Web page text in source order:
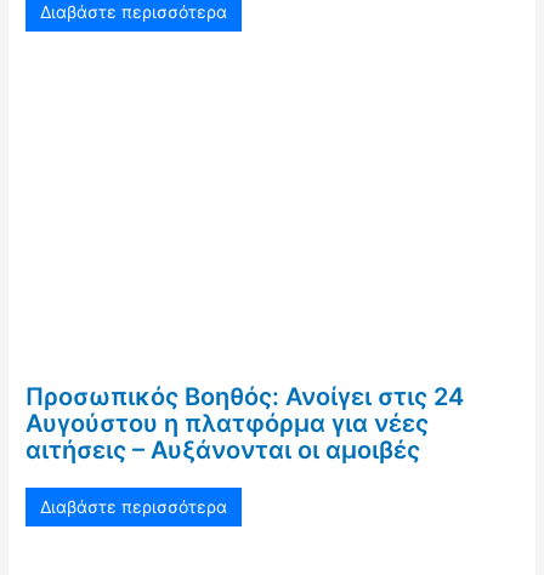
Διαβάστε περισσότερα
Προσωπικός Βοηθός: Ανοίγει στις 24
Αυγούστου η πλατφόρμα για νέες
αιτήσεις – Αυξάνονται οι αμοιβές
Διαβάστε περισσότερα